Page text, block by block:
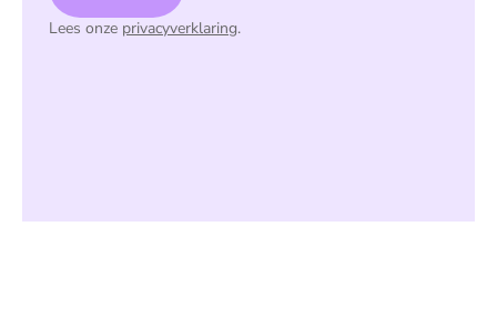
Lees onze privacyverklaring.